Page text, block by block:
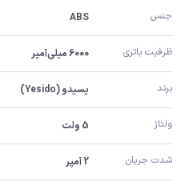
جنس ABS
ظرفیت باتری 6000 میلی‌آمپر
برند یسیدو (Yesido)
ولتاژ 5 ولت
شدت جریان 2 آمپر